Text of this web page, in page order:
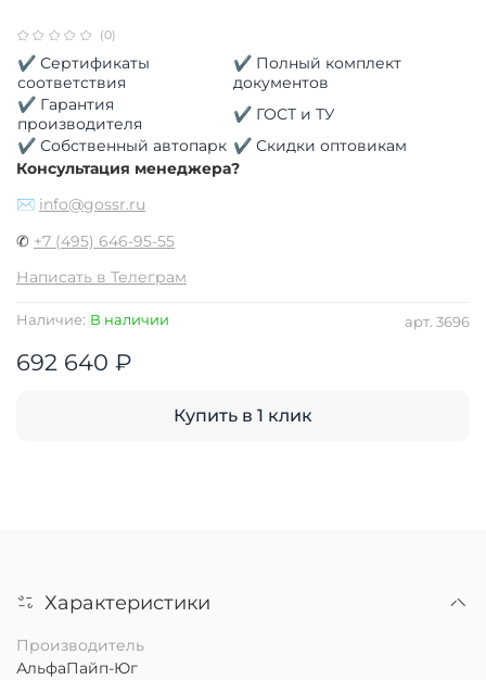
(0)
арт. 3696
Наличие: В наличии
692 640 ₽
Купить в 1 клик
✔ Сертификаты
соответствия
✔ Полный комплект
документов
✔ Гарантия
производителя
✔ ГОСТ и ТУ
✔ Собственный автопарк ✔ Скидки оптовикам
Консультация менеджера?
✉ info@gossr.ru
✆ +7 (495) 646-95-55
Написать в Телеграм
Характеристики
Производитель
АльфаПайп-Юг